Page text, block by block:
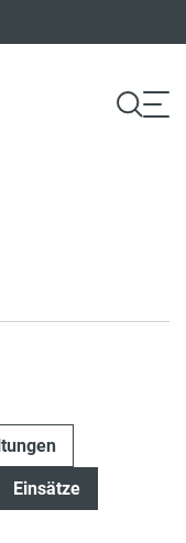
Einsätze